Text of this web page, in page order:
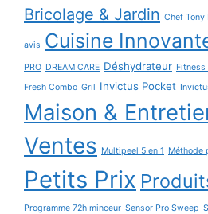
Bricolage & Jardin Chef Tony
avis Cuisine
PRO DREAM CARE Déshydrateur Fitness
Fresh Combo Gril Invictus Pocket
Maison &
Ventes Multipeel 5 en 1 Méthode
Petits Prix
Programme 72h minceur Sensor Pro Sweep